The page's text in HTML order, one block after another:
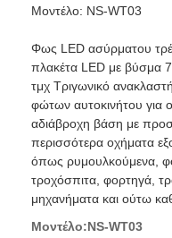
Μοντέλο: NS-WT03
Φως LED ασύρματου
πλακέτα LED με βύσμα 7
τμχ Τριγωνικό
φώτων αυτοκινήτου
αδιάβροχη βάση με
περισσότερα οχήματα
όπως ρυμουλκούμενα,
τροχόσπιτα, φορτηγά,
μηχανήματα και ούτω
Μοντέλο:NS-WT03